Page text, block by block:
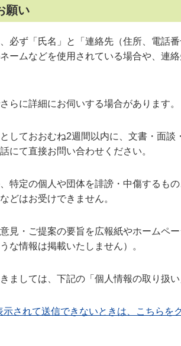
願い
必ず「氏名」と「連絡先（住所、電話
ームなどを使用されている場合や、連
らに詳細にお伺いする場合があります。
しておおむね2週間以内に、文書・面談
にて直接お問い合わせください。
特定の個人や団体を誹謗・中傷するも
どはお受けできません。
見・ご提案の要旨を広報紙やホームペ
な情報は掲載いたしません）。
ましては、下記の「個人情報の取り扱
されて送信できないときは、こちらを